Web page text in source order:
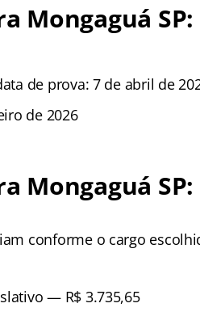
Mongaguá
de prova: 7 de abril de
de 2026
Mongaguá
conforme o cargo
— R$ 3.735,65